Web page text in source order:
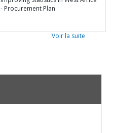
- Procurement Plan
Voir la suite